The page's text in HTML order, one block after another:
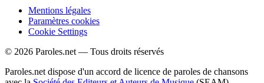
Mentions légales
Paramètres cookies
Cookie Settings
© 2026 Paroles.net — Tous droits réservés
Paroles.net dispose d'un accord de licence de paroles de chansons